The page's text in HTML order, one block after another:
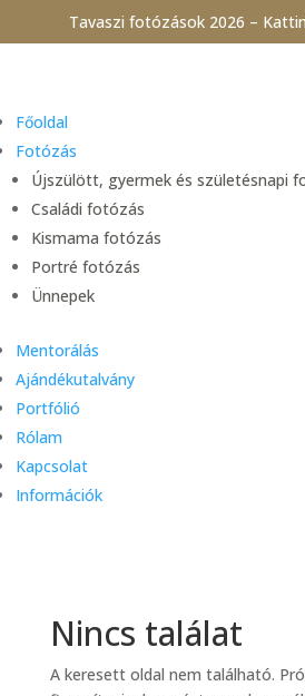
Tavaszi fotózások 2026 –
Főoldal
Fotózás
Újszülött, gyermek és születésnapi
Családi fotózás
Kismama fotózás
Portré fotózás
Ünnepek
Mentorálás
Ajándékutalvány
Portfólió
Rólam
Kapcsolat
Információk
Nincs találat
A keresett oldal nem található.